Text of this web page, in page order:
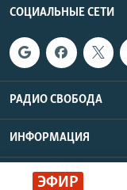
ЭФИР
СОЦИАЛЬНЫЕ СЕТИ
РАДИО СВОБОДА
ИНФОРМАЦИЯ
Радио Свобода